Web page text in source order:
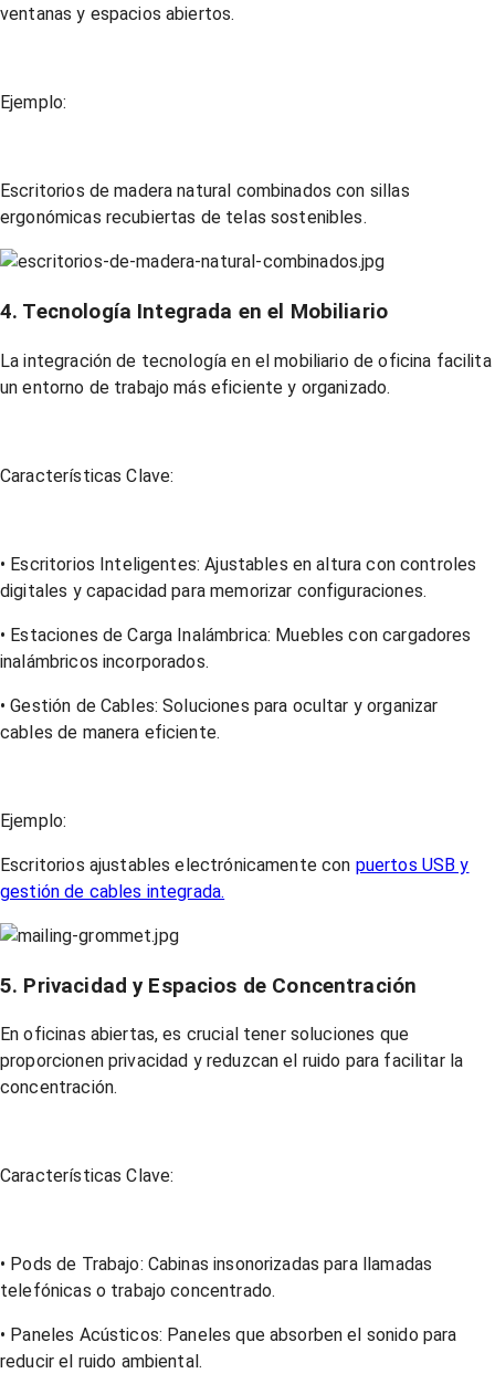
ventanas y espacios abiertos.
Ejemplo:
Escritorios de madera natural combinados con sillas
ergonómicas recubiertas de telas sostenibles.
4. Tecnología Integrada en el Mobiliario
La integración de tecnología en el mobiliario de oficina facilita
un entorno de trabajo más eficiente y organizado.
Características Clave:
• Escritorios Inteligentes: Ajustables en altura con controles
digitales y capacidad para memorizar configuraciones.
• Estaciones de Carga Inalámbrica: Muebles con cargadores
inalámbricos incorporados.
• Gestión de Cables: Soluciones para ocultar y organizar
cables de manera eficiente.
Ejemplo:
Escritorios ajustables electrónicamente con puertos USB y
gestión de cables integrada.
5. Privacidad y Espacios de Concentración
En oficinas abiertas, es crucial tener soluciones que
proporcionen privacidad y reduzcan el ruido para facilitar la
concentración.
Características Clave:
• Pods de Trabajo: Cabinas insonorizadas para llamadas
telefónicas o trabajo concentrado.
• Paneles Acústicos: Paneles que absorben el sonido para
reducir el ruido ambiental.